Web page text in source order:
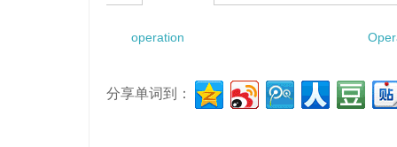
operation
分享单词到：